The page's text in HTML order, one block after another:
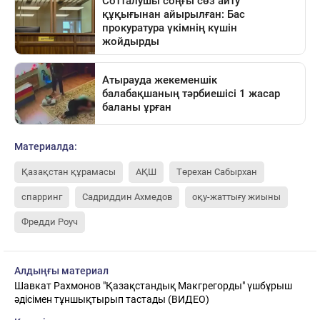
Материалда:
Қазақстан құрамасы АҚШ Төрехан Сабырхан
спарринг Садриддин Ахмедов оқу-жаттығу жиыны
Фредди Роуч
Алдыңғы материал
Шавкат Рахмонов "Қазақстандық Макгрегорды" үшбұрыш
әдісімен тұншықтырып тастады (ВИДЕО)